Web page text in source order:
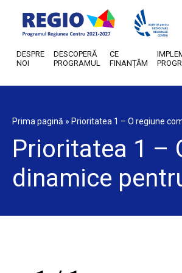
DESPRE
NOI
DESCOPERĂ
PROGRAMUL
CE
FINANȚĂM
Prima pagină » Prioritatea 1 – O regiune
Prioritatea 1 –
dinamice